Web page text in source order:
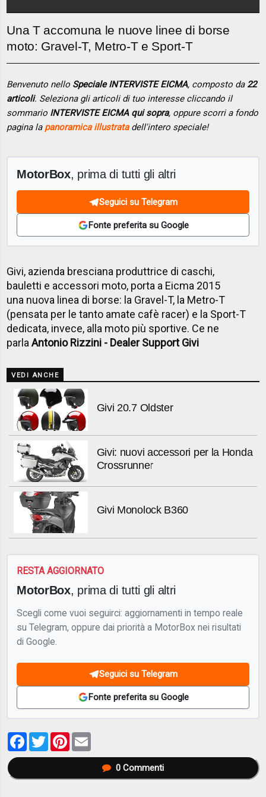
Una T accomuna le nuove linee di borse
moto: Gravel-T, Metro-T e Sport-T
Benvenuto nello Speciale INTERVISTE EICMA, composto da 22
articoli. Seleziona gli articoli di tuo interesse cliccando il
sommario INTERVISTE EICMA qui sopra, oppure scorri a fondo
pagina la panoramica illustratadell'intero speciale!
MotorBox, prima di tutti gli altri
Seguici su Telegram
Fonte preferita su Google
Givi, azienda bresciana produttrice di caschi,
bauletti e accessori moto, porta a Eicma 2015
una nuova linea di borse: la Gravel-T, la Metro-T
(pensata per le tanto amate cafè racer) e la Sport-T
dedicata, invece, alla moto più sportive. Ce ne
parlaAntonio Rizzini - Dealer Support Givi
VEDI ANCHE
Givi 20.7 Oldster
Givi: nuovi accessori per la Honda
Crossrunner
Givi Monolock B360
RESTA AGGIORNATO
MotorBox, prima di tutti gli altri
Scegli come vuoi seguirci: aggiornamenti in tempo reale
su Telegram, oppure dai priorità a MotorBox nei risultati
di Google.
Seguici su Telegram
Fonte preferita su Google
Facebook
TwitterPinterest
0Commenti